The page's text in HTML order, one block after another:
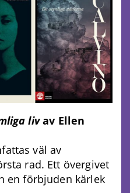
livav Ellen
väl av
rad. Ett övergivet
en förbjuden kärlek